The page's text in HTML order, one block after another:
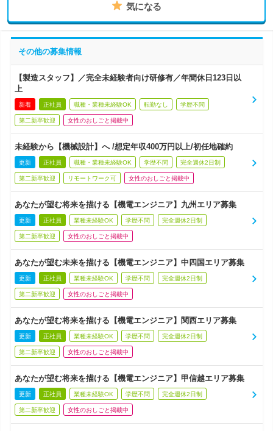
気になる
その他の募集情報
【製造スタッフ】／完全未経験者向け研修有／年間休日123日以
上
新着 正社員 職種・業種未経験OK 転勤なし 学歴不問
第二新卒歓迎 女性のおしごと掲載中
未経験から【機械設計】へ /想定年収400万円以上/初任地確約
更新 正社員 職種・業種未経験OK 学歴不問 完全週休2日制
第二新卒歓迎 リモートワーク可 女性のおしごと掲載中
あなたが望む将来を描ける【機電エンジニア】九州エリア募集
更新 正社員 業種未経験OK 学歴不問 完全週休2日制
第二新卒歓迎 女性のおしごと掲載中
あなたが望む未来を描ける【機電エンジニア】中四国エリア募集
更新 正社員 業種未経験OK 学歴不問 完全週休2日制
第二新卒歓迎 女性のおしごと掲載中
あなたが望む将来を描ける【機電エンジニア】関西エリア募集
更新 正社員 業種未経験OK 学歴不問 完全週休2日制
第二新卒歓迎 女性のおしごと掲載中
あなたが望む将来を描ける【機電エンジニア】甲信越エリア募集
更新 正社員 業種未経験OK 学歴不問 完全週休2日制
第二新卒歓迎 女性のおしごと掲載中